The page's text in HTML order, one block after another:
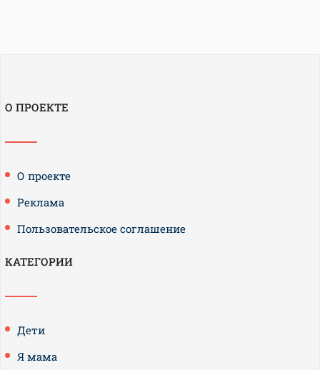
О ПРОЕКТЕ
О проекте
Реклама
Пользовательское соглашение
КАТЕГОРИИ
Дети
Я мама